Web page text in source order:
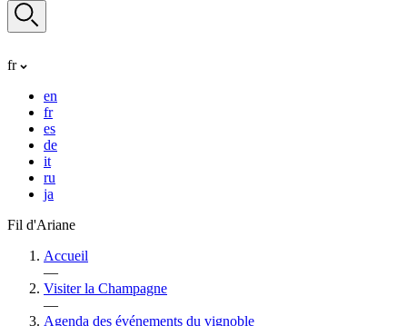
fr
en
fr
es
de
it
ru
ja
Fil d'Ariane
Accueil
—
Visiter la Champagne
—
Agenda des événements du vignoble